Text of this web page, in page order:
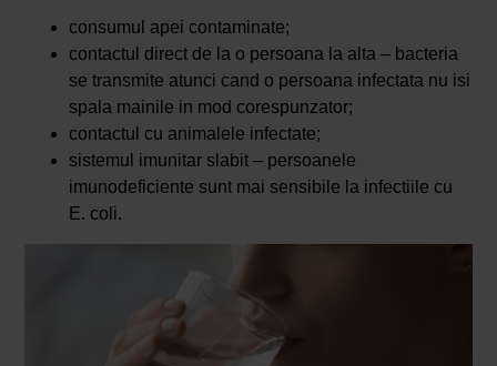
consumul apei contaminate;
contactul direct de la o persoana la alta – bacteria
se transmite atunci cand o persoana infectata nu isi
spala mainile in mod corespunzator;
contactul cu animalele infectate;
sistemul imunitar slabit – persoanele
imunodeficiente sunt mai sensibile la infectiile cu
E. coli.